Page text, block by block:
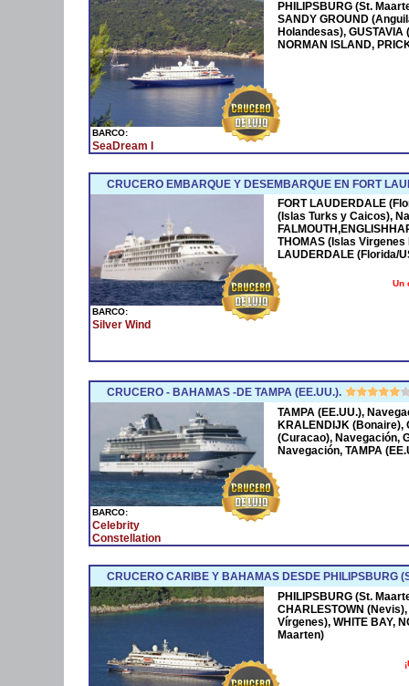
BARCO:
SeaDream I
PHILIPSBURG (St.
SANDY GROUND
Holandesas), GUSTAVIA
NORMAN ISLAND,
CRUCERO EMBARQUE Y DESEMBARQUE EN FORT
BARCO:
Silver Wind
FORT LAUDERDALE
(Islas Turks y Caicos),
THOMAS (Islas
LAUDERDALE (Florida/
Un
CRUCERO - BAHAMAS -DE TAMPA (EE.UU.).
BARCO:
Celebrity
Constellation
TAMPA (EE.UU.),
KRALENDIJK (Bonaire),
(Curacao), Navegación,
Navegación, TAMPA
CRUCERO CARIBE Y BAHAMAS DESDE PHILIPSBURG
PHILIPSBURG (St.
CHARLESTOWN
Vírgenes), WHITE BAY,
Maarten)